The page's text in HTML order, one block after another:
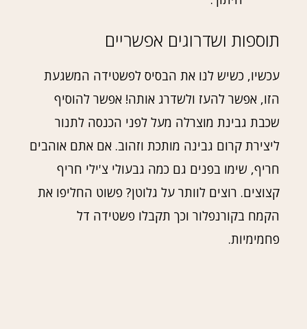
תוספות ושדרוגים אפשריים
עכשיו, כשיש לנו את הבסיס לפשטידה המשגעת
הזו, אפשר להעז ולשדרג אותה! אפשר להוסיף
שכבת גבינת מוצרלה מעל לפני הכנסה לתנור
ליצירת קרום גבינה מותכת וזהוב. אם אתם אוהבים
חריף, שימו בפנים גם כמה גבעולי צ'ילי חריף
קצוצים. רוצים לוותר על גלוטן? פשוט החליפו את
הקמח בקורנפלור וכך תקבלו פשטידה דל
פחמימיות.